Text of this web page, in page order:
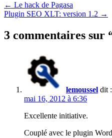
← Le hack de Pagasa
Plugin SEO XLT: version 1.2 →
3 commentaires sur
lemoussel dit :
mai 16, 2012 à 6:36
Excellente initiative.
Couplé avec le plugin